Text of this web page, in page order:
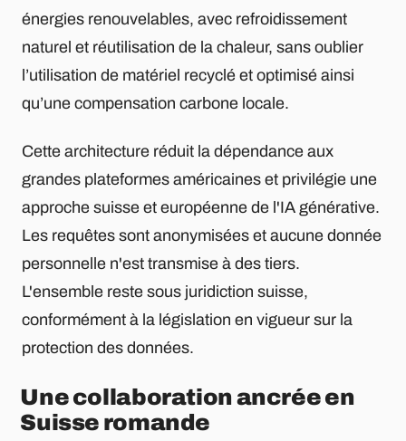
énergies renouvelables, avec refroidissement
naturel et réutilisation de la chaleur, sans oublier
l’utilisation de matériel recyclé et optimisé ainsi
qu’une compensation carbone locale.
Cette architecture réduit la dépendance aux
grandes plateformes américaines et privilégie une
approche suisse et européenne de l'IA générative.
Les requêtes sont anonymisées et aucune donnée
personnelle n'est transmise à des tiers.
L'ensemble reste sous juridiction suisse,
conformément à la législation en vigueur sur la
protection des données.
Une collaboration ancrée en
Suisse romande